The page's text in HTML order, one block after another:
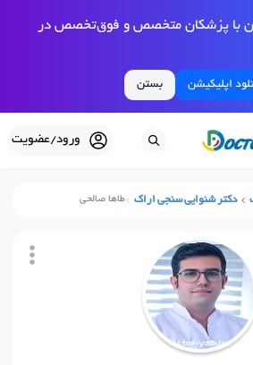
با پزشکان متخصص و فوق‌تخصص در
اپلیکیشن بستن
ورود/عضویت
دکتر شنوایی سنجی اراک طاها صالحی